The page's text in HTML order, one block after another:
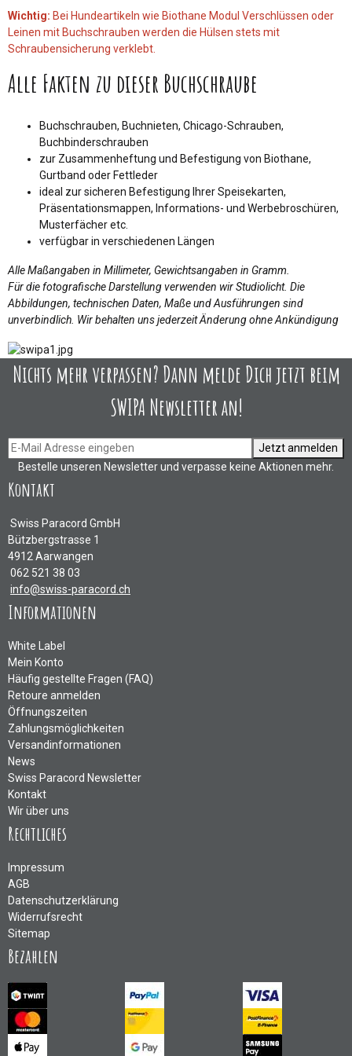
Wichtig: Bei Hundeartikeln wie Biothane Modul Verschlüssen oder
Leinen mit Buchschrauben werden die Hülsen stets mit
Schraubensicherung verklebt.
Alle Fakten zu dieser Buchschraube
Buchschrauben, Buchnieten, Chicago-Schrauben,
Buchbinderschrauben
zur Zusammenheftung und Befestigung von Biothane,
Gurtband oder Fettleder
ideal zur sicheren Befestigung Ihrer Speisekarten,
Präsentationsmappen, Informations- und Werbebroschüren,
Musterfächer etc.
verfügbar in verschiedenen Längen
Alle Maßangaben in Millimeter, Gewichtsangaben in Gramm.
Für die fotografische Darstellung verwenden wir Studiolicht. Die
Abbildungen, technischen Daten, Maße und Ausführungen sind
unverbindlich. Wir behalten uns jederzeit Änderung ohne Ankündigung
Nichts mehr verpassen? Dann melde Dich jetzt beim
SWIPA Newsletter an!
Jetzt anmelden
Bestelle unseren Newsletter und verpasse keine Aktionen mehr.
Kontakt
Swiss Paracord GmbH
Bützbergstrasse 1
4912 Aarwangen
062 521 38 03
info@swiss-paracord.ch
Informationen
White Label
Mein Konto
Häufig gestellte Fragen (FAQ)
Retoure anmelden
Öffnungszeiten
Zahlungsmöglichkeiten
Versandinformationen
News
Swiss Paracord Newsletter
Kontakt
Wir über uns
Rechtliches
Impressum
AGB
Datenschutzerklärung
Widerrufsrecht
Sitemap
Bezahlen